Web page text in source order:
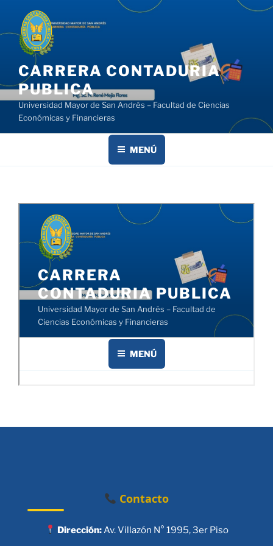
contenido
CARRERA CONTADURIA
PUBLICA
Universidad Mayor de San Andrés – Facultad de Ciencias
Económicas y Financieras
MENÚ
Contacto
Dirección:Av. Villazón N° 1995, 3er Piso